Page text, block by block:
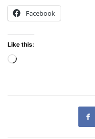
Facebook
Like this: